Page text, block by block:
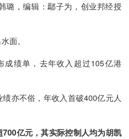
璐，编辑：鄢子为，创业邦经授
面。
成绩单，去年收入超过105亿港
亦不俗，年收入首破400亿元人
700亿元，其实际控制人均为胡凯